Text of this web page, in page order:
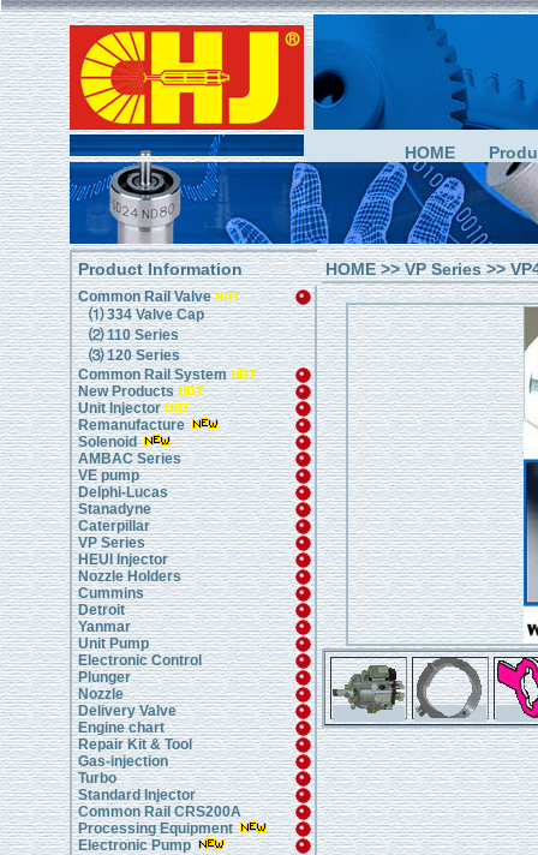
HOME
Product Information
Common Rail Valve
⑴ 334 Valve Cap
⑵ 110 Series
⑶ 120 Series
Common Rail System
New Products
Unit Injector
Remanufacture
Solenoid
AMBAC Series
VE pump
Delphi-Lucas
Stanadyne
Caterpillar
VP Series
HEUI Injector
Nozzle Holders
Cummins
Detroit
Yanmar
Unit Pump
Electronic Control
Plunger
Nozzle
Delivery Valve
Engine chart
Repair Kit & Tool
Gas-injection
Turbo
Standard Injector
Common Rail CRS200A
Processing Equipment
Electronic Pump
HOME>>VP Series>>